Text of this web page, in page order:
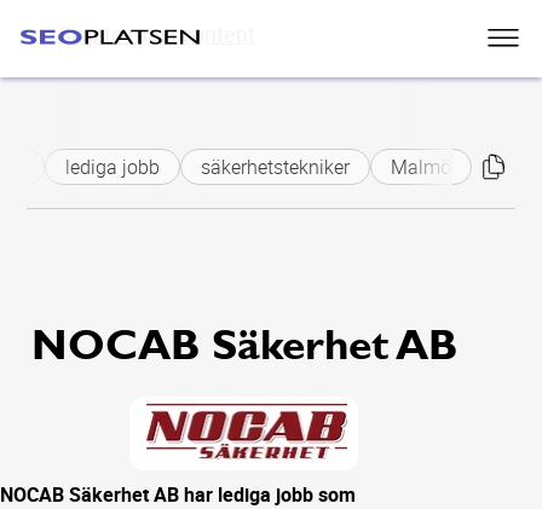
Skip to main content
lediga jobb säkerhetstekniker Malmö
NOCAB Säkerhet AB
NOCAB Säkerhet AB har lediga jobb som